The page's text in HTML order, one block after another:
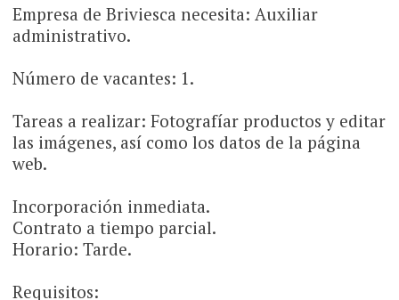
Empresa de Briviesca necesita: Auxiliar
administrativo.
Número de vacantes: 1.
Tareas a realizar: Fotografíar productos y editar
las imágenes, así como los datos de la página
web.
Incorporación inmediata.
Contrato a tiempo parcial.
Horario: Tarde.
Requisitos: